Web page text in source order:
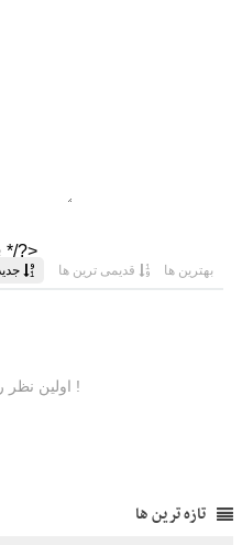
تازه ترین ها